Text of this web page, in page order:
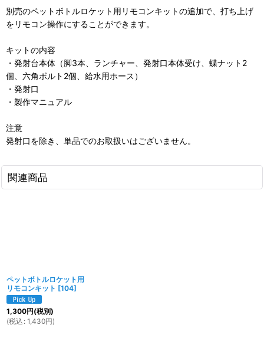
別売のペットボトルロケット用リモコンキットの追加で、打ち上げ
をリモコン操作にすることができます。
キットの内容
・発射台本体（脚3本、ランチャー、発射口本体受け、蝶ナット2
個、六角ボルト2個、給水用ホース）
・発射口
・製作マニュアル
注意
発射口を除き、単品でのお取扱いはございません。
関連商品
ペットボトルロケット用
リモコンキット [104]
1,300円(税別)
(税込 : 1,430円)